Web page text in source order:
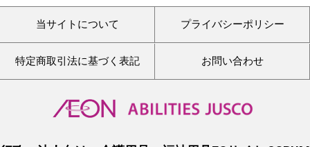
当サイトについて プライバシーポリシー
特定商取引法に基づく表記 お問い合わせ